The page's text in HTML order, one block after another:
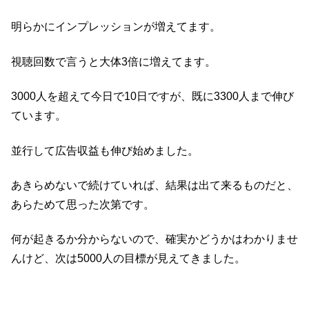
明らかにインプレッションが増えてます。
視聴回数で言うと大体3倍に増えてます。
3000人を超えて今日で10日ですが、既に3300人まで伸び
ています。
並行して広告収益も伸び始めました。
あきらめないで続けていれば、結果は出て来るものだと、
あらためて思った次第です。
何が起きるか分からないので、確実かどうかはわかりませ
んけど、次は5000人の目標が見えてきました。